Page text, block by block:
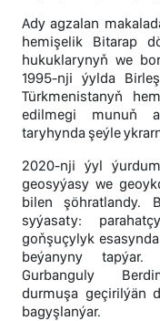
Ady agzalan
hemişelik Bitarap
hukuklarynyň we
1995-nji ýylda
Türkmenistanyň
edilmegi munuň
taryhynda şeýle
2020-nji ýyl
geosyýasy we
bilen şöhratlandy.
syýasaty:
goňşuçylyk
beýanyny tapýar.
Gurbanguly
durmuşa geçirilýän
bagyşlanýar.